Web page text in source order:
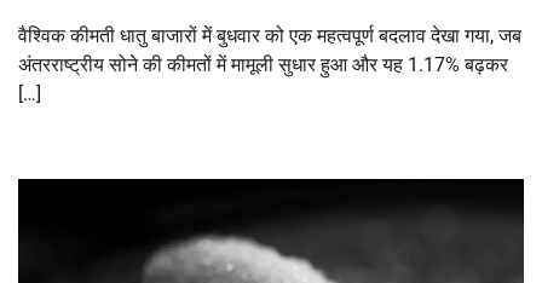
वैश्विक कीमती धातु बाजारों में बुधवार को एक महत्वपूर्ण बदलाव देखा गया, जब
अंतरराष्ट्रीय सोने की कीमतों में मामूली सुधार हुआ और यह 1.17% बढ़कर
[…]